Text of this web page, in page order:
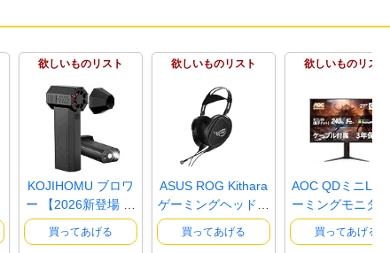
欲しいものリスト
KOJIHOMU ブロワ
ー 【2026新登場 超
小型で爆風..
買ってあげる
欲しいものリスト
ASUS ROG Kithara
ゲーミングヘッドセ
ット / 1..
買ってあげる
欲しいものリスト
AOC QDミニ
ーミングモニタ
7インチ, Q..
買ってあげる